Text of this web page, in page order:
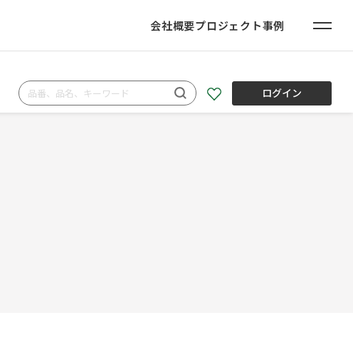
会社概要プロジェクト事例
ログイン